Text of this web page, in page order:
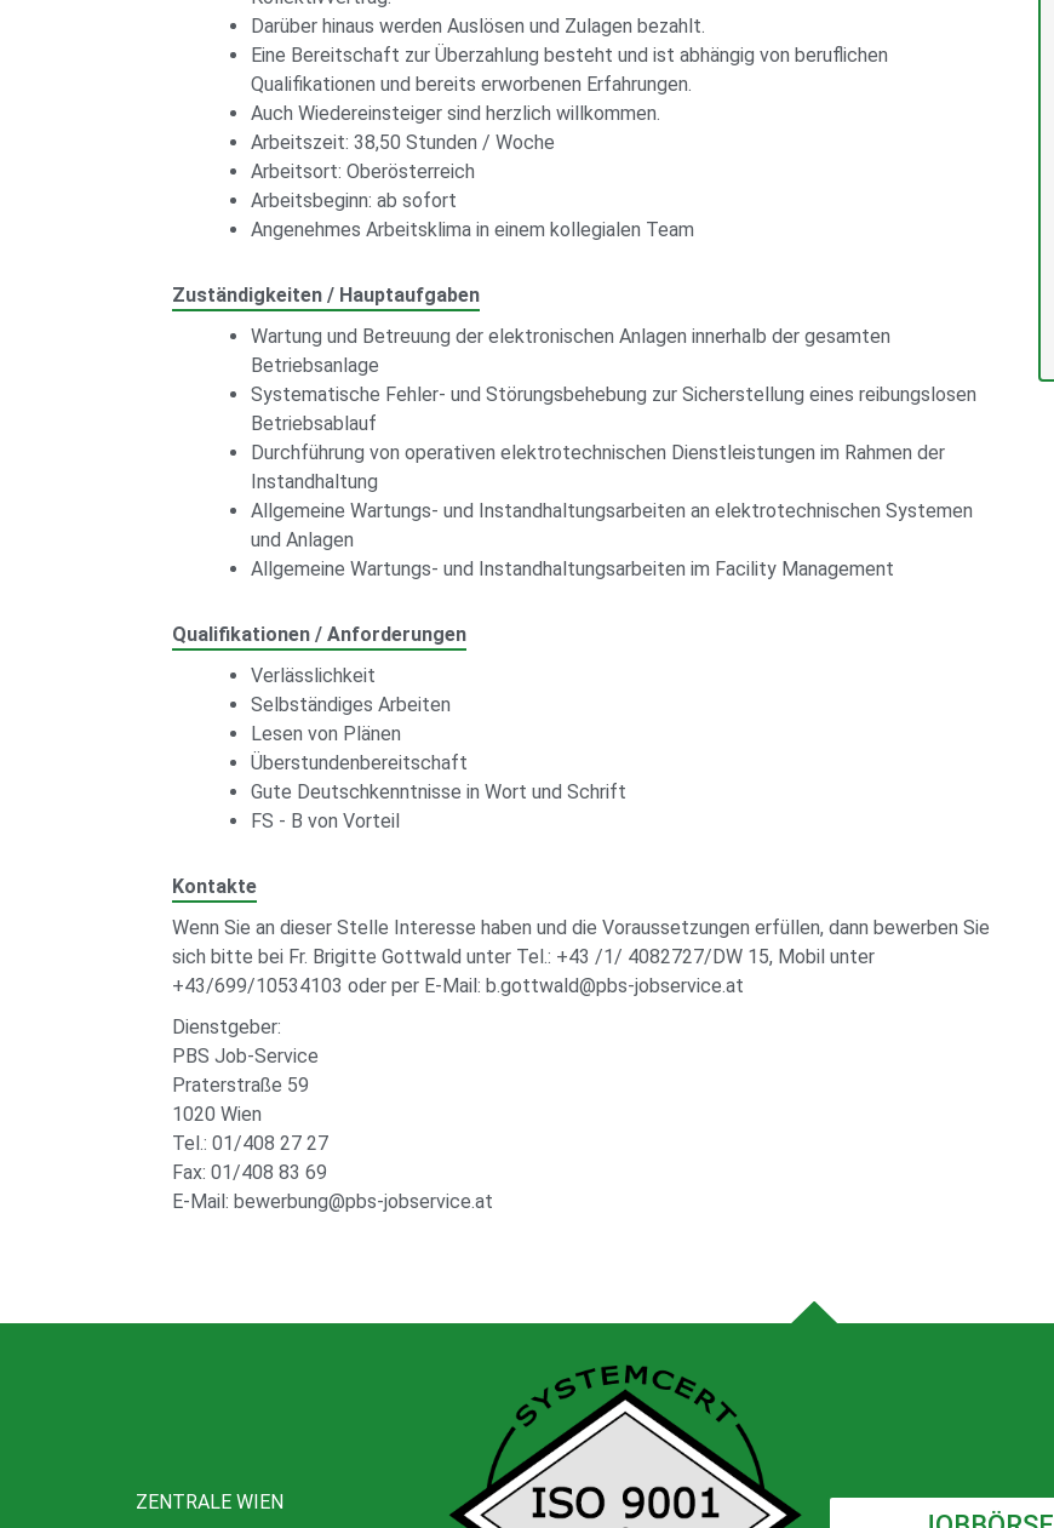
Darüber hinaus werden Auslösen und Zulagen bezahlt.
Eine Bereitschaft zur Überzahlung besteht und ist abhängig von beruflichen
Qualifikationen und bereits erworbenen Erfahrungen.
Auch Wiedereinsteiger sind herzlich willkommen.
Arbeitszeit: 38,50 Stunden / Woche
Arbeitsort: Oberösterreich
Arbeitsbeginn: ab sofort
Angenehmes Arbeitsklima in einem kollegialen Team
Zuständigkeiten / Hauptaufgaben
Wartung und Betreuung der elektronischen Anlagen innerhalb der gesamten
Betriebsanlage
Systematische Fehler- und Störungsbehebung zur Sicherstellung eines reibungslosen
Betriebsablauf
Durchführung von operativen elektrotechnischen Dienstleistungen im Rahmen der
Instandhaltung
Allgemeine Wartungs- und Instandhaltungsarbeiten an elektrotechnischen Systemen
und Anlagen
Allgemeine Wartungs- und Instandhaltungsarbeiten im Facility Management
Qualifikationen / Anforderungen
Verlässlichkeit
Selbständiges Arbeiten
Lesen von Plänen
Überstundenbereitschaft
Gute Deutschkenntnisse in Wort und Schrift
FS - B von Vorteil
Kontakte
Wenn Sie an dieser Stelle Interesse haben und die Voraussetzungen erfüllen, dann bewerben Sie
sich bitte bei Fr. Brigitte Gottwald unter Tel.: +43 /1/ 4082727/DW 15, Mobil unter
+43/699/10534103 oder per E-Mail: b.gottwald@pbs-jobservice.at
Dienstgeber:
PBS Job-Service
Praterstraße 59
1020 Wien
Tel.: 01/408 27 27
Fax: 01/408 83 69
E-Mail: bewerbung@pbs-jobservice.at
ZENTRALE WIEN